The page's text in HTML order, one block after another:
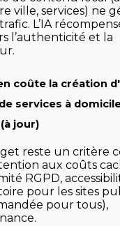
ville, services) ne
L’IA
l’authenticité et la
coûte la création
services à
jour)
reste un critère
aux coûts
RGPD,
pour les sites
pour tous),